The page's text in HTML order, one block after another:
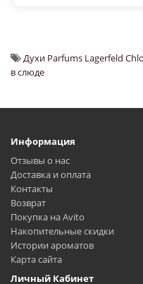
Духи Parfums Lagerfeld
в слюде
Информация
Отзывы о нас
Доставка и оплата
Контакты
Возврат
Покупка на Avito
Накопительные скидки
Истории ароматов
Карта сайта
Личный Кабинет